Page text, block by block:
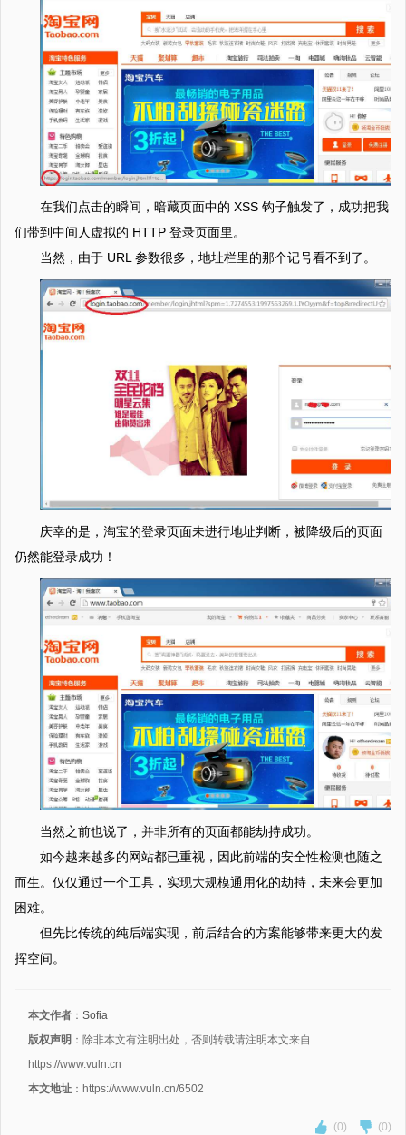
在我们点击的瞬间，暗藏页面中的 XSS 钩子触发了，成功把我
们带到中间人虚拟的 HTTP 登录页面里。
当然，由于 URL 参数很多，地址栏里的那个记号看不到了。
庆幸的是，淘宝的登录页面未进行地址判断，被降级后的页面
仍然能登录成功！
当然之前也说了，并非所有的页面都能劫持成功。
如今越来越多的网站都已重视，因此前端的安全性检测也随之
而生。仅仅通过一个工具，实现大规模通用化的劫持，未来会更加
困难。
但先比传统的纯后端实现，前后结合的方案能够带来更大的发
挥空间。
本文作者 ： Sofia
版权声明 ：除非本文有注明出处，否则转载请注明本文来自
https://www.vuln.cn
本文地址 ：https://www.vuln.cn/6502
(0) (0)